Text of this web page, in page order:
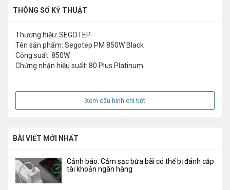
THÔNG SỐ KỸ THUẬT
Thương hiệu: SEGOTEP
Tên sản phẩm: Segotep PM 850W Black
Công suất: 850W
Chứng nhận hiệu suất: 80 Plus Platinum
Xem cấu hình chi tiết
BÀI VIẾT MỚI NHẤT
Cảnh báo: Cắm sạc bừa bãi có thể bị đánh cắp
tài khoản ngân hàng